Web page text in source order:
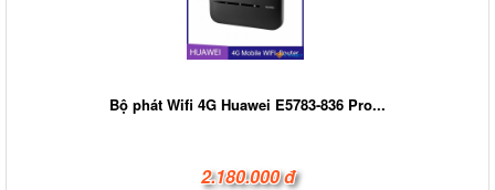
Bộ phát Wifi 4G Huawei E5783-836 Pro...
2.180.000 đ